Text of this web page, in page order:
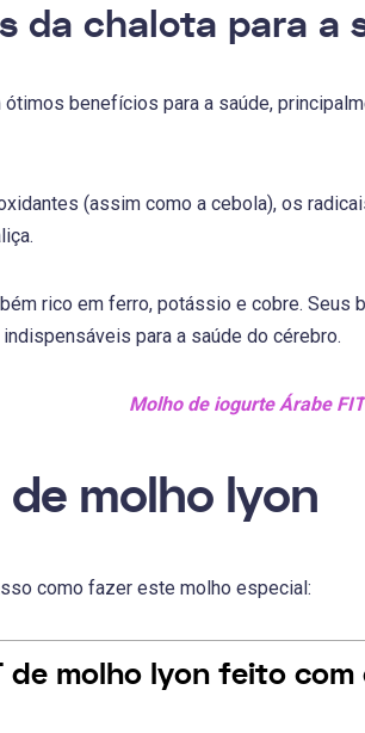
da chalota para a
ótimos benefícios para a saúde,
(assim como a cebola), os
rico em ferro, potássio e cobre.
para a saúde do cérebro.
Molho de iogurte Árabe
molho lyon
como fazer este molho especial:
de molho lyon feito